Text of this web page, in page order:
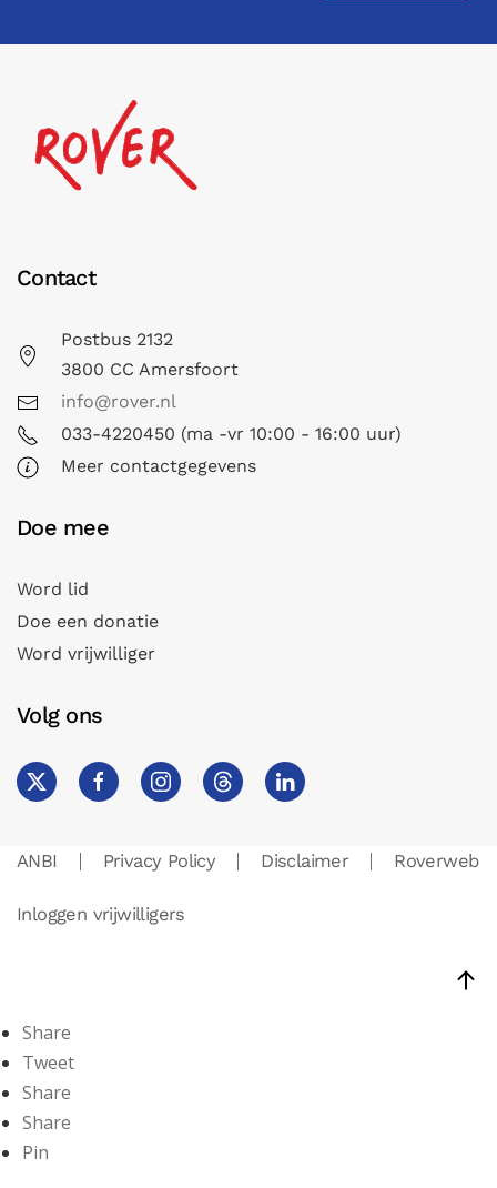
Contact
Postbus 2132
3800 CC Amersfoort
info@rover.nl
033-4220450 (ma -vr 10:00 - 16:00 uur)
Meer contactgegevens
Doe mee
Word lid
Doe een donatie
Word vrijwilliger
Volg ons
ANBI Privacy Policy Disclaimer Roverweb
Inloggen vrijwilligers
Share
Tweet
Share
Share
Pin